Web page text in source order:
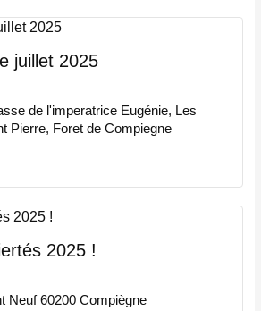
juillet 2025
de l'imperatrice Eugénie, Les
Pierre, Foret de Compiegne
2025 !
Neuf 60200 Compiègne